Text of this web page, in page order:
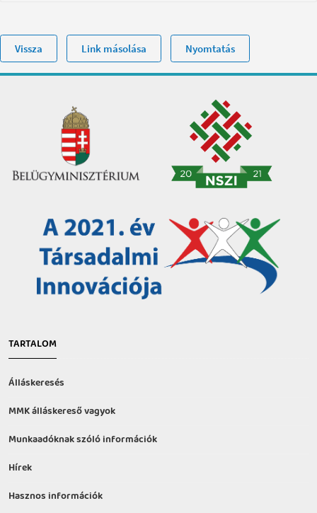
Vissza Link másolása Nyomtatás
TARTALOM
Álláskeresés
MMK álláskereső vagyok
Munkaadóknak szóló információk
Hírek
Hasznos információk